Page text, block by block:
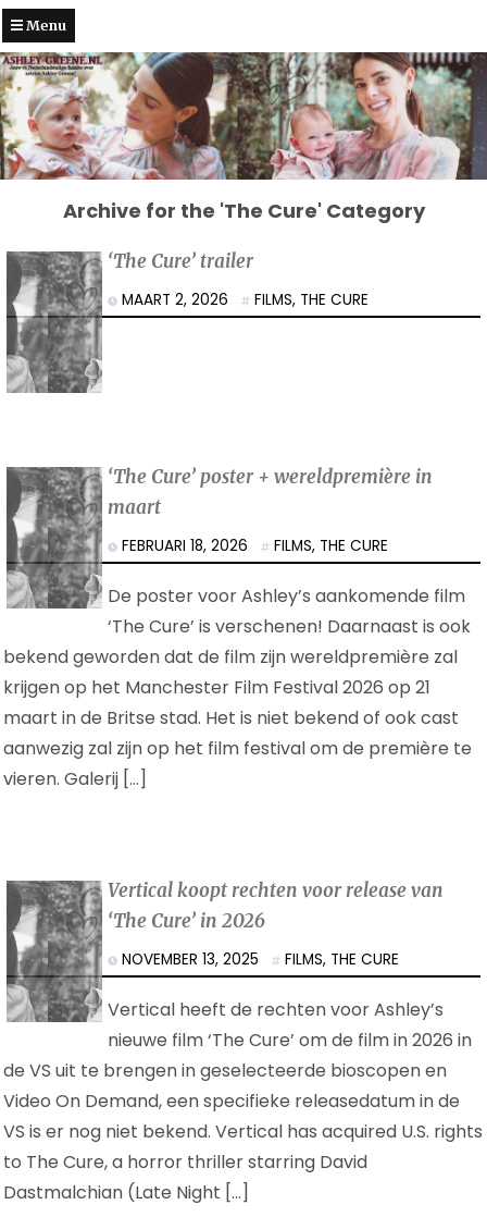
Menu
Archive for the 'The Cure' Category
‘The Cure’ trailer
MAART 2, 2026 FILMS, THE CURE
‘The Cure’ poster + wereldpremière in
maart
FEBRUARI 18, 2026 FILMS, THE CURE
De poster voor Ashley’s aankomende film
‘The Cure’ is verschenen! Daarnaast is ook
bekend geworden dat de film zijn wereldpremière zal
krijgen op het Manchester Film Festival 2026 op 21
maart in de Britse stad. Het is niet bekend of ook cast
aanwezig zal zijn op het film festival om de première te
vieren. Galerij […]
Vertical koopt rechten voor release van
‘The Cure’ in 2026
NOVEMBER 13, 2025 FILMS, THE CURE
Vertical heeft de rechten voor Ashley’s
nieuwe film ‘The Cure’ om de film in 2026 in
de VS uit te brengen in geselecteerde bioscopen en
Video On Demand, een specifieke releasedatum in de
VS is er nog niet bekend. Vertical has acquired U.S. rights
to The Cure, a horror thriller starring David
Dastmalchian (Late Night […]